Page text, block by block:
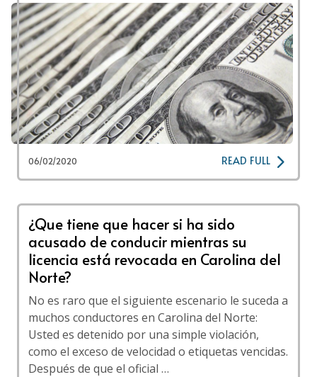
06/02/2020 READ FULL
¿Que tiene que hacer si ha sido
acusado de conducir mientras su
licencia está revocada en Carolina del
Norte?
No es raro que el siguiente escenario le suceda a
muchos conductores en Carolina del Norte:
Usted es detenido por una simple violación,
como el exceso de velocidad o etiquetas vencidas.
Después de que el oficial …